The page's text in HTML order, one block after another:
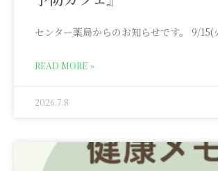
センター薬局からのお知らせです。 9/15(
READ MORE »
2026.7.8